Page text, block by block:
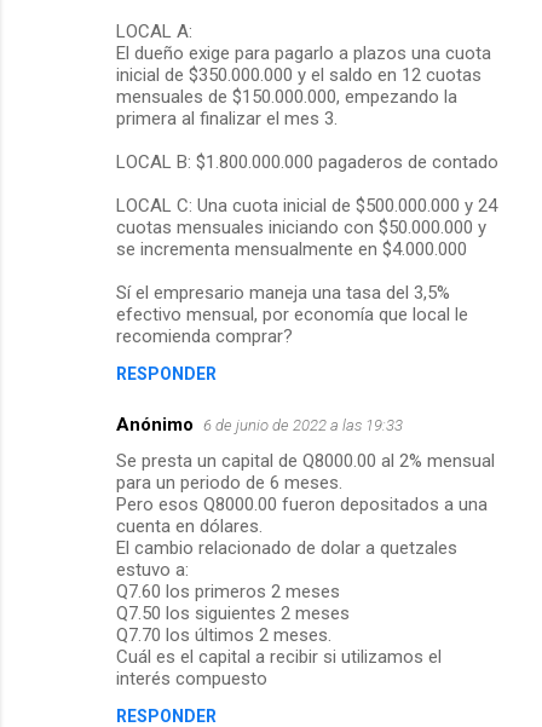
LOCAL A:
El dueño exige para pagarlo a plazos una cuota
inicial de $350.000.000 y el saldo en 12 cuotas
mensuales de $150.000.000, empezando la
primera al finalizar el mes 3.
LOCAL B: $1.800.000.000 pagaderos de contado
LOCAL C: Una cuota inicial de $500.000.000 y 24
cuotas mensuales iniciando con $50.000.000 y
se incrementa mensualmente en $4.000.000
Sí el empresario maneja una tasa del 3,5%
efectivo mensual, por economía que local le
recomienda comprar?
RESPONDER
Anónimo 6 de junio de 2022 a las 19:33
Se presta un capital de Q8000.00 al 2% mensual
para un periodo de 6 meses.
Pero esos Q8000.00 fueron depositados a una
cuenta en dólares.
El cambio relacionado de dolar a quetzales
estuvo a:
Q7.60 los primeros 2 meses
Q7.50 los siguientes 2 meses
Q7.70 los últimos 2 meses.
Cuál es el capital a recibir si utilizamos el
interés compuesto
RESPONDER